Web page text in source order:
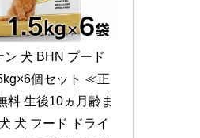
ン 犬 BHN プード
個セット ≪正
料 生後10ヵ月齢ま
犬 フード ドライ